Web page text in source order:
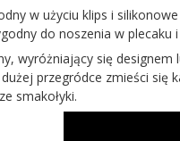
w użyciu klips i
do noszenia w plecaku
wyróżniający się
przegródce zmieści się
smakołyki.